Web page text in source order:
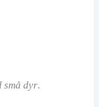
små dyr.